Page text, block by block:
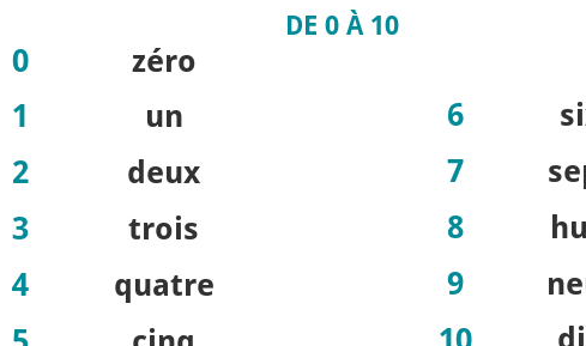
Les français ne parlent pas
anglais: mythe ou réalité ?
Guilet Mapa do site Politica de privacidade-Condições